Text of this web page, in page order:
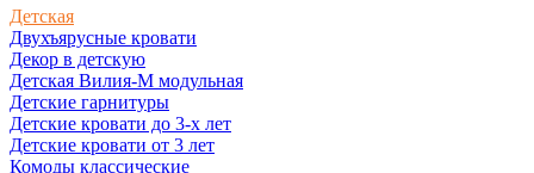
Детская
Двухъярусные кровати
Декор в детскую
Детская Вилия-М модульная
Детские гарнитуры
Детские кровати до 3-х лет
Детские кровати от 3 лет
Комоды классические